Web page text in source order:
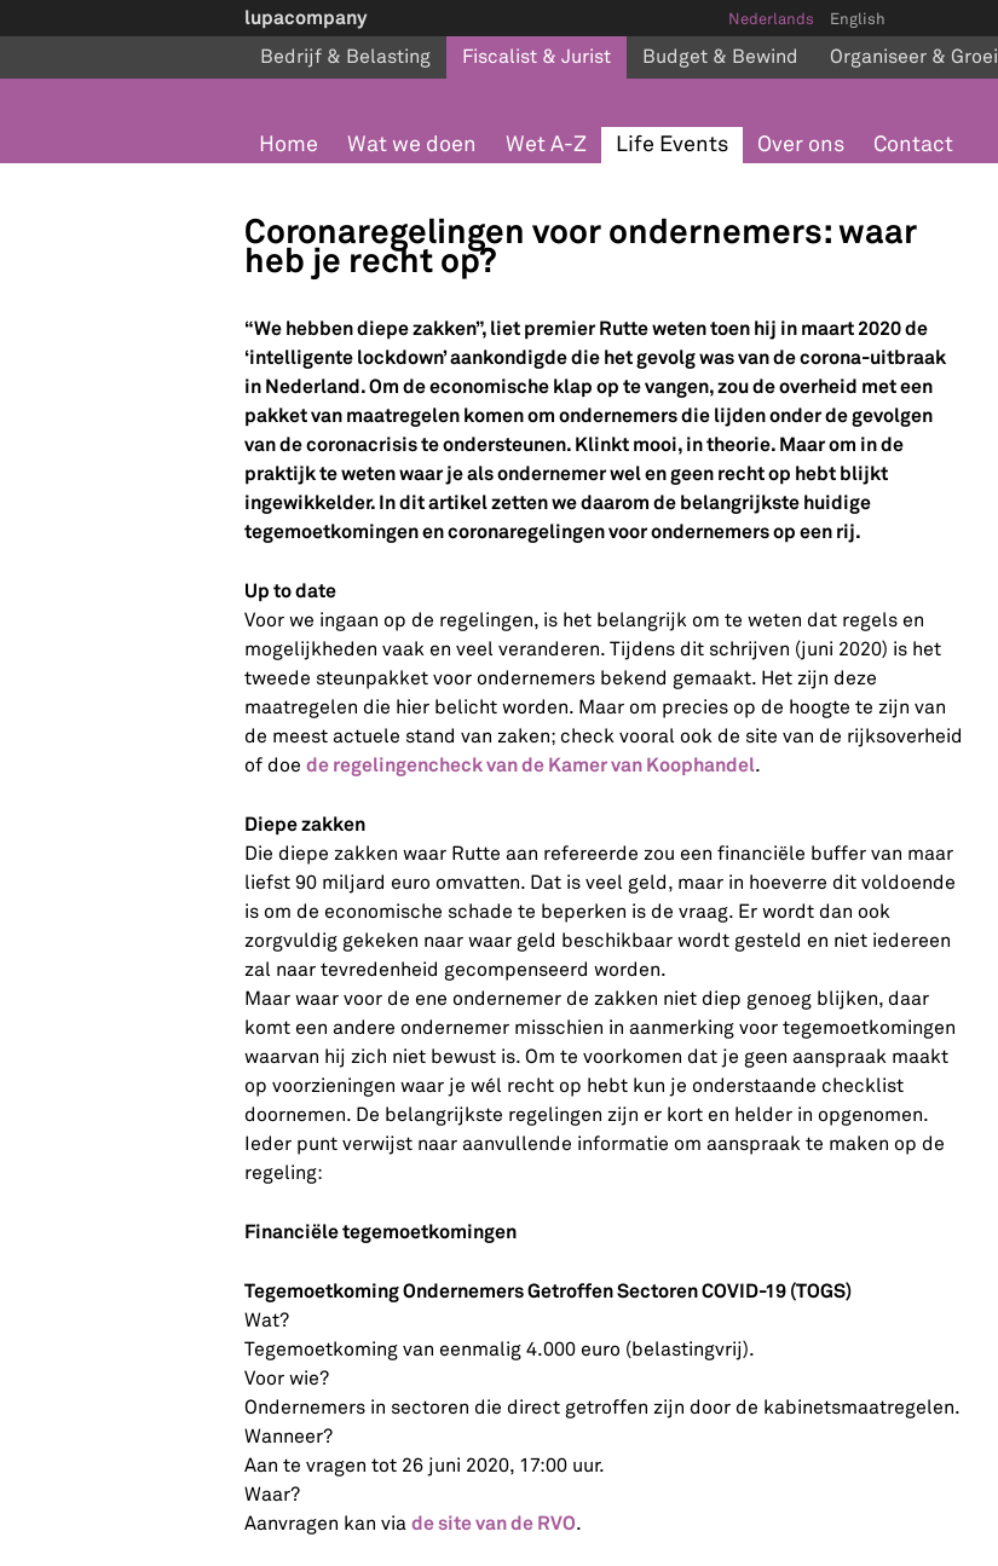
lupacompany Nederlands English
Bedrijf & Belasting Fiscalist & Jurist Budget & Bewind Organiseer & Groei
Home Wat we doen Wet A-Z Life Events Over ons Contact
Coronaregelingen voor ondernemers: waar
heb je recht op?
“We hebben diepe zakken”, liet premier Rutte weten toen hij in maart 2020 de
‘intelligente lockdown’ aankondigde die het gevolg was van de corona-uitbraak
in Nederland. Om de economische klap op te vangen, zou de overheid met een
pakket van maatregelen komen om ondernemers die lijden onder de gevolgen
van de coronacrisis te ondersteunen. Klinkt mooi, in theorie. Maar om in de
praktijk te weten waar je als ondernemer wel en geen recht op hebt blijkt
ingewikkelder. In dit artikel zetten we daarom de belangrijkste huidige
tegemoetkomingen en coronaregelingen voor ondernemers op een rij.
Up to date
Voor we ingaan op de regelingen, is het belangrijk om te weten dat regels en
mogelijkheden vaak en veel veranderen. Tijdens dit schrijven (juni 2020) is het
tweede steunpakket voor ondernemers bekend gemaakt. Het zijn deze
maatregelen die hier belicht worden. Maar om precies op de hoogte te zijn van
de meest actuele stand van zaken; check vooral ook de site van de rijksoverheid
of doe de regelingencheck van de Kamer van Koophandel.
Diepe zakken
Die diepe zakken waar Rutte aan refereerde zou een financiële buffer van maar
liefst 90 miljard euro omvatten. Dat is veel geld, maar in hoeverre dit voldoende
is om de economische schade te beperken is de vraag. Er wordt dan ook
zorgvuldig gekeken naar waar geld beschikbaar wordt gesteld en niet iedereen
zal naar tevredenheid gecompenseerd worden.
Maar waar voor de ene ondernemer de zakken niet diep genoeg blijken, daar
komt een andere ondernemer misschien in aanmerking voor tegemoetkomingen
waarvan hij zich niet bewust is. Om te voorkomen dat je geen aanspraak maakt
op voorzieningen waar je wél recht op hebt kun je onderstaande checklist
doornemen. De belangrijkste regelingen zijn er kort en helder in opgenomen.
Ieder punt verwijst naar aanvullende informatie om aanspraak te maken op de
regeling:
Financiële tegemoetkomingen
Tegemoetkoming Ondernemers Getroffen Sectoren COVID-19 (TOGS)
Wat?
Tegemoetkoming van eenmalig 4.000 euro (belastingvrij).
Voor wie?
Ondernemers in sectoren die direct getroffen zijn door de kabinetsmaatregelen.
Wanneer?
Aan te vragen tot 26 juni 2020, 17:00 uur.
Waar?
Aanvragen kan via de site van de RVO.